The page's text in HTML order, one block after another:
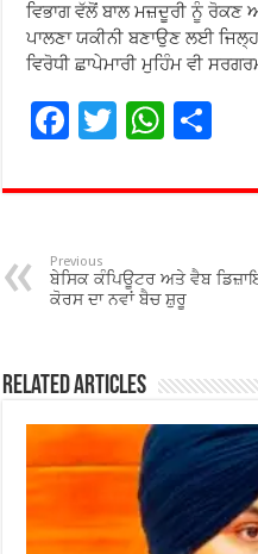
ਵਿਭਾਗ ਵੱਲੋਂ ਬਾਲ ਮਜ਼ਦੂਰੀ ਨੂੰ ਰੋਕਣ
ਪਾਲਣਾ ਯਕੀਨੀ ਬਣਾਉਣ ਲਈ
ਵਿਰੋਧੀ ਛਾਪੇਮਾਰੀ ਮੁਹਿੰਮ ਵੀ
F
e
o
o
T
tt
W
at
p
p
ar
Previous
ਬੇਸਿਕ ਕੰਪਿਊਟਰ ਅਤੇ ਵੈਬ
ਕੋਰਸ ਦਾ ਨਵਾਂ ਬੈਚ ਸ਼ੁਰੂ
Related Articles